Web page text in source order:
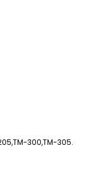
TM-300,TM-305.